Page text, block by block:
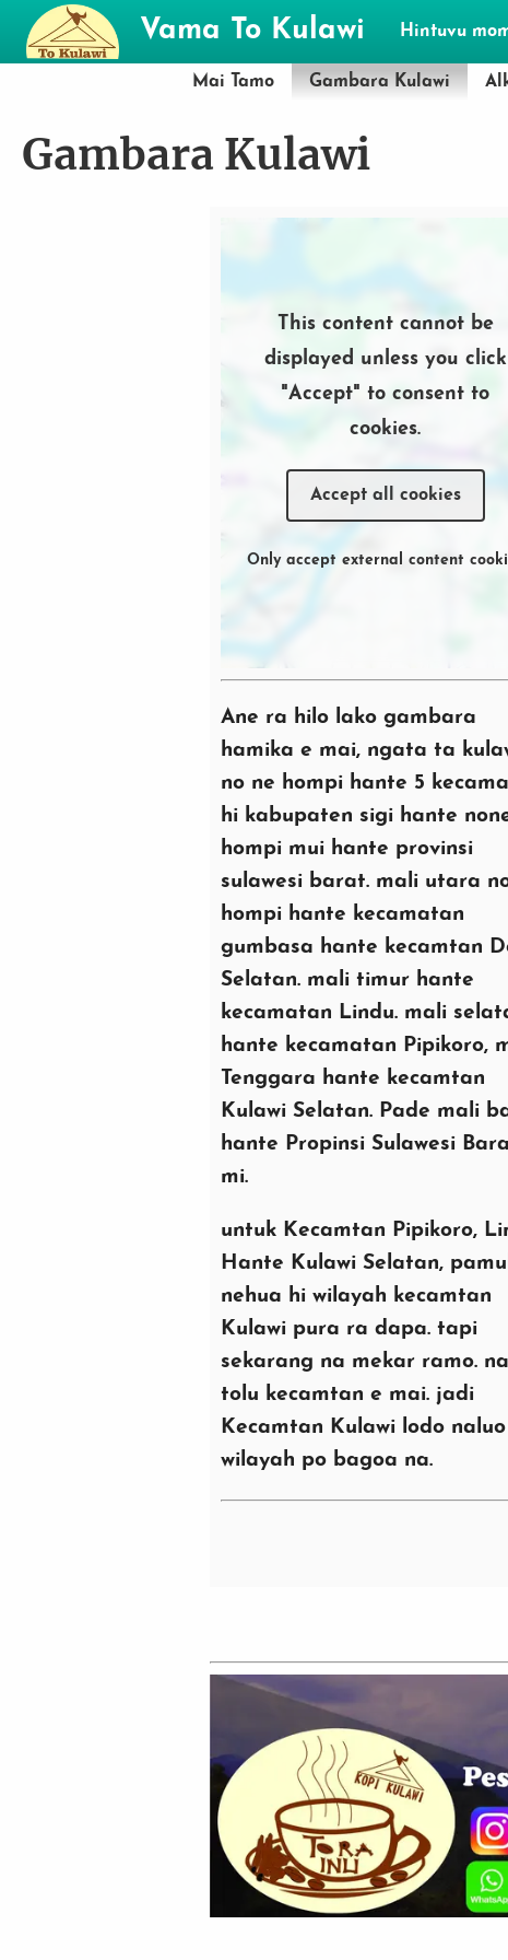
Skip to main content
Vama To Kulawi Hintuvu
Mai Tamo Gambara Kulawi
Gambara Kulawi
This content cannot be
displayed unless you click
"Accept" to consent to
cookies.
Accept all cookies
Only accept external content
Ane ra hilo lako gambara
hamika e mai, ngata ta
no ne hompi hante 5
hi kabupaten sigi hante
hompi mui hante provinsi
sulawesi barat. mali utara
hompi hante kecamatan
gumbasa hante kecamtan
Selatan. mali timur hante
kecamatan Lindu. mali
hante kecamatan Pipikoro,
Tenggara hante kecamtan
Kulawi Selatan. Pade mali
hante Propinsi Sulawesi
mi.
untuk Kecamtan Pipikoro,
Hante Kulawi Selatan,
nehua hi wilayah kecamtan
Kulawi pura ra dapa. tapi
sekarang na mekar ramo.
tolu kecamtan e mai. jadi
Kecamtan Kulawi lodo naluo
wilayah po bagoa na.